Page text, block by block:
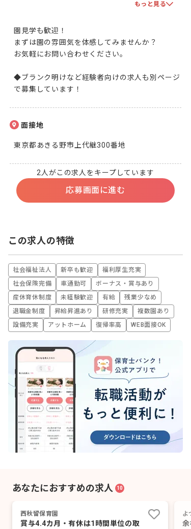
もっと見る
園見学も歓迎！
まずは園の雰囲気を体感してみませんか？
お気軽にお問い合わせください。
◆ブランク明けなど経験者向けの求人も別ページ
で募集しています！
面接地
東京都あきる野市上代継300番地
2人がこの求人をキープしています
応募画面に進む
この求人の特徴
社会福祉法人 新卒も歓迎
福利厚生充実
社会保険完備
車通勤可
ボーナス・賞与あり
産休育休制度
未経験歓迎 有給
残業少なめ
退職金制度
昇給昇進あり 研修充実
複数園あり
設備充実
アットホーム 復帰率高 WEB面接OK
あなたにおすすめの求人 10
西秋留保育園
賞与4.4カ月・有休は1時間単位の取
よ